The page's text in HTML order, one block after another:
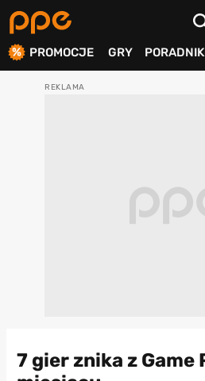
PROMOCJE GRY
7 gier znika z Game